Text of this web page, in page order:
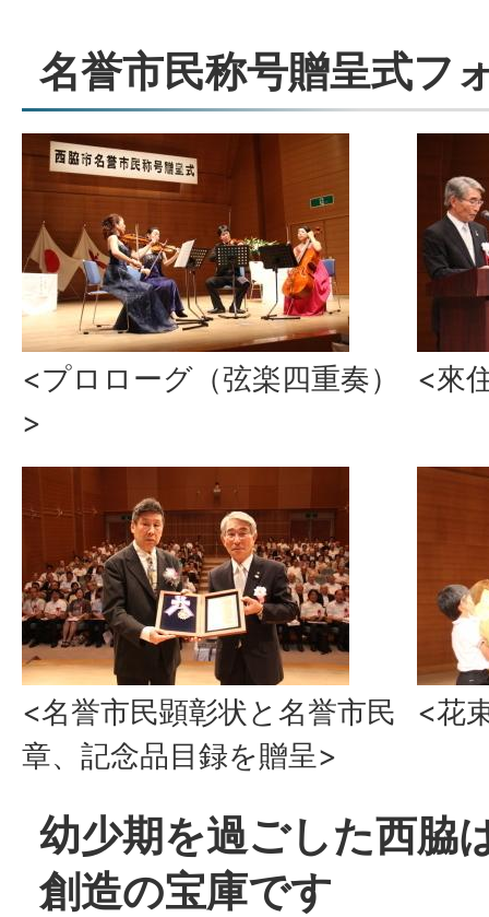
名誉市民称号贈呈式フ
<プロローグ（弦楽四重奏）
>
<來
<名誉市民顕彰状と名誉市民
章、記念品目録を贈呈>
<花
幼少期を過ごした西脇
創造の宝庫です